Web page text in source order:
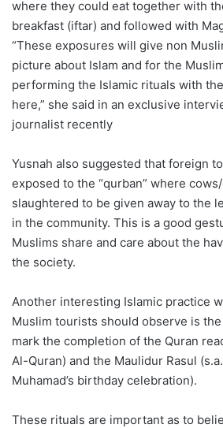
where they could eat together with
breakfast (iftar) and followed with
“These exposures will give non
picture about Islam and for the
performing the Islamic rituals with
here,” she said in an exclusive
journalist recently
Yusnah also suggested that foreign
exposed to the “qurban” where
slaughtered to be given away to the
in the community. This is a good
Muslims share and care about the
the society.
Another interesting Islamic practice
Muslim tourists should observe is
mark the completion of the Quran
Al-Quran) and the Maulidur Rasul
Muhamad’s birthday celebration).
These rituals are important as to